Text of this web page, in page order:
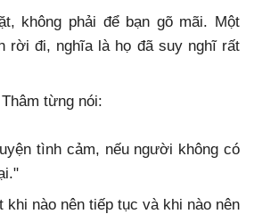
không phải để bạn gõ mãi. Một
rời đi, nghĩa là họ đã suy nghĩ rất
từng nói:
tình cảm, nếu người không có
khi nào nên tiếp tục và khi nào nên